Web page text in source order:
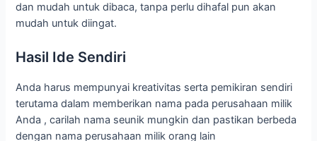
dan mudah untuk dibaca, tanpa perlu dihafal pun akan
mudah untuk diingat.
Hasil Ide Sendiri
Anda harus mempunyai kreativitas serta pemikiran sendiri
terutama dalam memberikan nama pada perusahaan milik
Anda , carilah nama seunik mungkin dan pastikan berbeda
dengan nama perusahaan milik orang lain